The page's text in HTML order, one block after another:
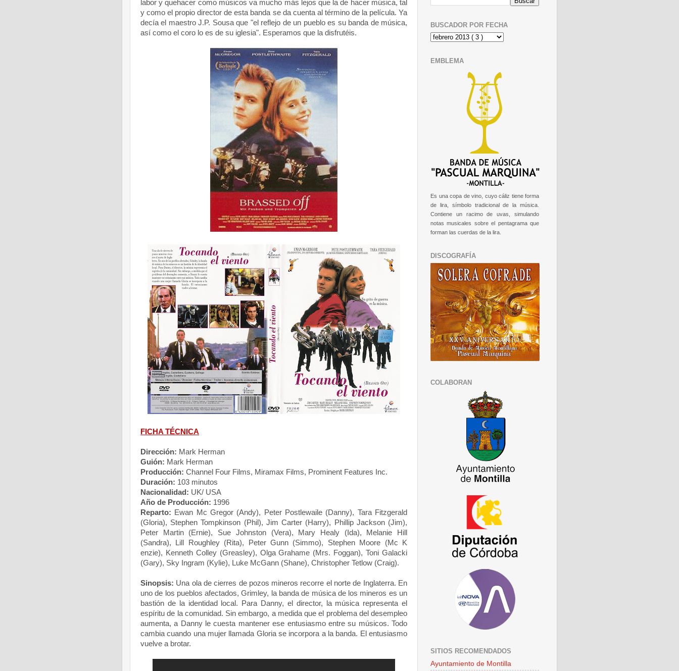
labor y quehacer como músicos va mucho más lejos que la de hacer música, tal
y como el propio director de esta banda se da cuenta al término de la película. Ya
decía el maestro J.P. Sousa que "el reflejo de un pueblo es su banda de música,
así como el coro lo es de su iglesia". Esperamos que la disfrutéis.
FICHA TÉCNICA
Dirección: Mark Herman
Guión: Mark Herman
Producción: Channel Four Films, Miramax Films, Prominent Features Inc.
Duración: 103 minutos
Nacionalidad: UK/ USA
Año de Producción: 1996
Reparto: Ewan Mc Gregor (Andy), Peter Postlewaile (Danny), Tara Fitzgerald
(Gloria), Stephen Tompkinson (Phil), Jim Carter (Harry), Phillip Jackson (Jim),
Peter Martin (Ernie), Sue Johnston (Vera), Mary Healy (Ida), Melanie Hill
(Sandra), Lill Roughley (Rita), Peter Gunn (Simmo), Stephen Moore (Mc K
enzie), Kenneth Colley (Greasley), Olga Grahame (Mrs. Foggan), Toni Galacki
(Gary), Sky Ingram (Kylie), Luke McGann (Shane), Christopher Tetlow (Craig).
Sinopsis: Una ola de cierres de pozos mineros recorre el norte de Inglaterra. En
uno de los pueblos afectados, Grimley, la banda de música de los mineros es un
bastión de la identidad local. Para Danny, el director, la música representa el
espíritu de la comunidad. Sin embargo, a medida que el problema del desempleo
aumenta, a Danny le cuesta mantener ese entusiasmo entre su músicos. Todo
cambia cuando una mujer llamada Gloria se incorpora a la banda. El entusiasmo
vuelve a brotar.
BUSCADOR POR FECHA
EMBLEMA
Es una copa de vino, cuyo cáliz tiene forma
de lira, símbolo tradicional de la música.
Contiene un racimo de uvas, simulando
notas musicales sobre el pentagrama que
forman las cuerdas de la lira.
DISCOGRAFÍA
COLABORAN
SITIOS RECOMENDADOS
Ayuntamiento de Montilla